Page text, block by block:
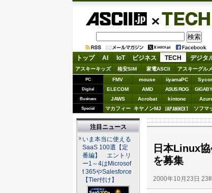
TECH
トップ AI IoT ビジネス TECH デジタ
アスキーキッズ 格安SIM 家電ASCII アスキーグルメ
PC FMV mouse iiyamaPC
Digital ELECOM AMD ASUS ROG
Business JAWS Acrobat kintone
Special マカフィー キヤノンMJ JAPANNEXT ソフマ
日本Linux
を募集
2000年10月23日 23
注目ニュース
いま本当に使える
SaaS 100選【定
番編】 エントリ
ー1～4はMicrosof
t 365やSalesforce
【Tier付け】